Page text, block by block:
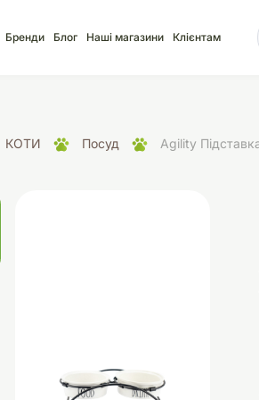
акваріума
Бренди Блог Наші магазини Клієнтам
КОТИ Посуд Agility